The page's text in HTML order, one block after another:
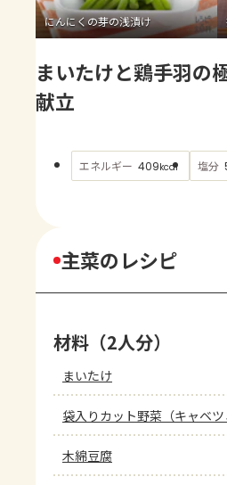
お買い物
AJINOMOTO PARK とは
にんにくの芽の浅漬け
まいたけと鶏手羽の
献立
エネルギー 409kcal 塩分
主菜のレシピ
材料（2人分）
まいたけ
袋入りカット野菜（キャベツ
木綿豆腐